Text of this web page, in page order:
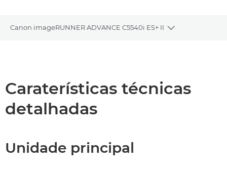
Canon imageRUNNER ADVANCE C5540i ES+ II
Toggle
Suporte
Caraterísticas técnicas
detalhadas
Unidade principal